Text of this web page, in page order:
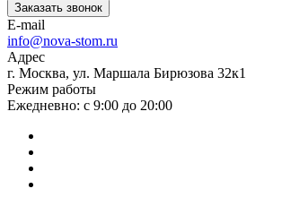
Заказать звонок
E-mail
info@nova-stom.ru
Адрес
г. Москва, ул. Маршала Бирюзова 32к1
Режим работы
Ежедневно: с 9:00 до 20:00